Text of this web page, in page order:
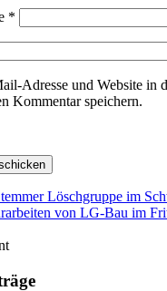
*
Adresse und Website in
Kommentar speichern.
Löschgruppe im
von LG-Bau im